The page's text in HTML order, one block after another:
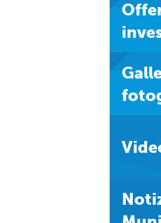
Offerte di
Galleria
Notizie dal